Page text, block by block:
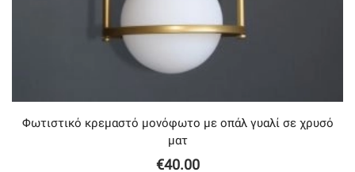
Φωτιστικό κρεμαστό μονόφωτο με οπάλ γυαλί σε χρυσό
ματ
€40.00